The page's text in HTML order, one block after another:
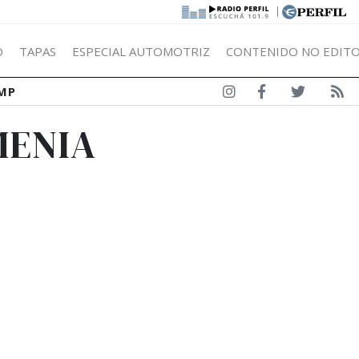
|
TAPAS ESPECIAL AUTOMOTRIZ CONTENIDO NO